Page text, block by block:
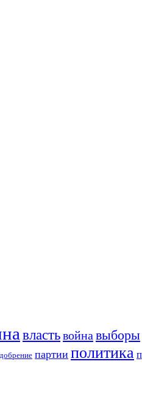
властьвойна выборы
партии политика